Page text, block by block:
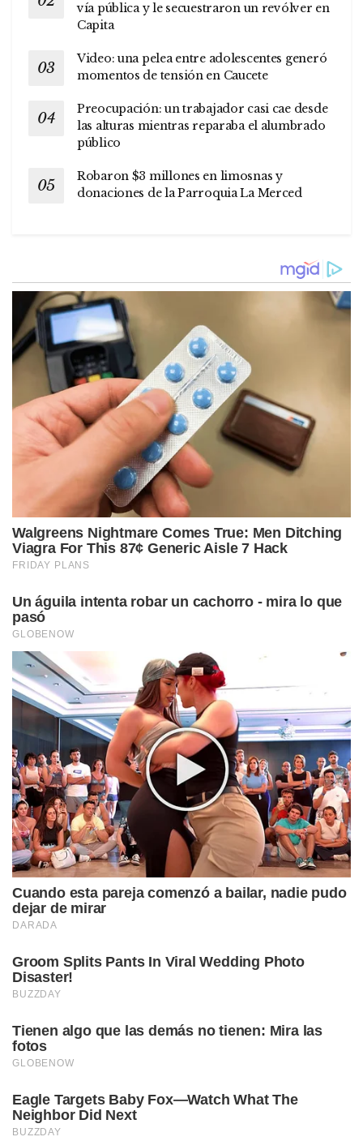
vía pública y le secuestraron un revólver en
Capita
Video: una pelea entre adolescentes generó
momentos de tensión en Caucete
Preocupación: un trabajador casi cae desde
las alturas mientras reparaba el alumbrado
público
Robaron $3 millones en limosnas y
donaciones de la Parroquia La Merced